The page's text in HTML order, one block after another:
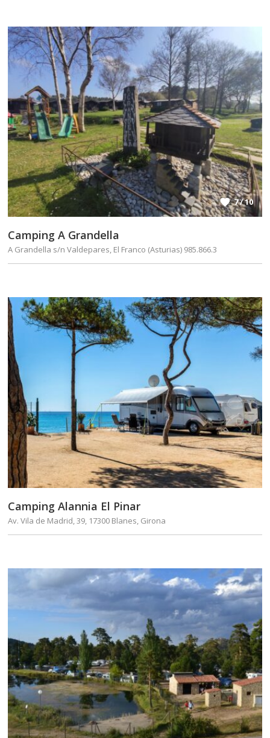
7 / 10
Camping A Grandella
A Grandella s/n Valdepares, El Franco (Asturias) 985.866.3
Camping Alannia El Pinar
Av. Vila de Madrid, 39, 17300 Blanes, Girona